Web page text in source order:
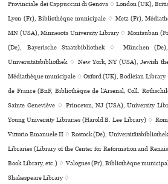
Provinciale dei Cappuccini di Genova ♢ London (UK),
Lyon (Fr), Bibliothèque muni­ci­pale ♢ Metz (Fr),
MN (USA), Minnesota University Library ♢ Montauban
(De), Bayerische Staatsbibliothek ♢ München (De),
Universitätsbibliothek ♢ New York, NY (USA), Jewish
Médiathèque muni­ci­pale ♢ Oxford (UK), Bodleian Library
de France (BnF, Bibliothèque de l’Arsenal, Coll.
Sainte Geneviève ♢ Princeton, NJ (USA), University
Young University Libraries (Harold B. Lee Library) ♢
Vittorio Emanuele II ♢ Rostock (De),
Libraries (Library of the Center for Reformation and
Book Library, etc.) ♢ Valognes (Fr), Bibliothèque
Shakespeare Library ♢